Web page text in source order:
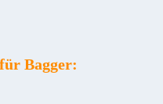
Bagger: